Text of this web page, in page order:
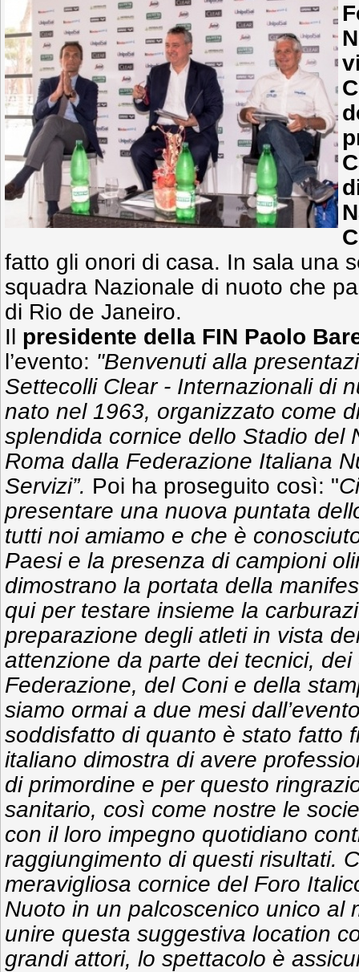
fatto gli onori di casa. In sala una
squadra Nazionale di nuoto che
di Rio de Janeiro.
Il presidente della FIN Paolo
l’evento: "Benvenuti alla
Settecolli Clear - Internazionali di
nato nel 1963, organizzato come
splendida cornice dello Stadio del
Roma dalla Federazione Italiana
Servizi”. Poi ha proseguito così: "
presentare una nuova puntata
tutti noi amiamo e che è
Paesi e la presenza di campioni
dimostrano la portata della
qui per testare insieme la
preparazione degli atleti in vista
attenzione da parte dei tecnici, dei
Federazione, del Coni e della
siamo ormai a due mesi
soddisfatto di quanto è stato fatto
italiano dimostra di avere
di primordine e per questo
sanitario, così come nostre le
con il loro impegno quotidiano
raggiungimento di questi risultati.
meravigliosa cornice del Foro
Nuoto in un palcoscenico unico al
unire questa suggestiva location
grandi attori, lo spettacolo è